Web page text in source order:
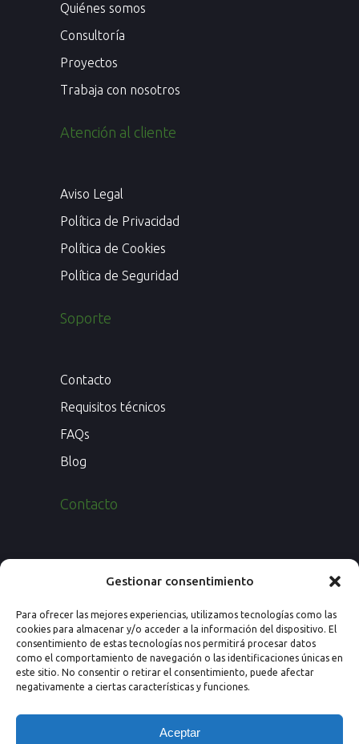
Gestionar consentimiento
Para ofrecer las mejores experiencias, utilizamos tecnologías como las
cookies para almacenar y/o acceder a la información del dispositivo. El
consentimiento de estas tecnologías nos permitirá procesar datos
como el comportamiento de navegación o las identificaciones únicas en
este sitio. No consentir o retirar el consentimiento, puede afectar
negativamente a ciertas características y funciones.
Aceptar
Quiénes somos
Consultoría
Proyectos
Trabaja con nosotros
Atención al cliente
Aviso Legal
Política de Privacidad
Política de Cookies
Política de Seguridad
Soporte
Contacto
Requisitos técnicos
FAQs
Blog
Contacto
50008 Zaragoza (España)
Email: info@nextprevencion.com
Tel: (+34) 976 259 724